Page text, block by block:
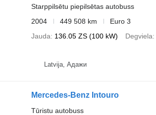
Starppilsētu piepilsētas autobuss
2004
449 508 km
Euro 3
Jauda
136.05 ZS (100 kW) Degviela
Latvija, Адажи
Mercedes-Benz Intouro
Tūristu autobuss